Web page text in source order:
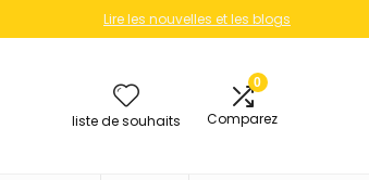
Lire les nouvelles et les blogs
liste de souhaits
0
Comparez